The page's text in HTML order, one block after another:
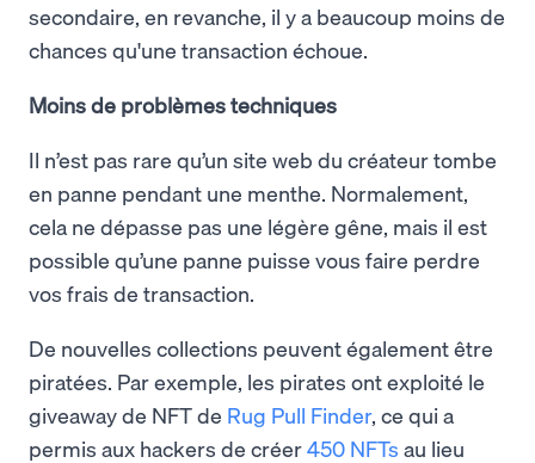
secondaire, en revanche, il y a beaucoup moins de
chances qu'une transaction échoue.
Moins de problèmes techniques
Il n’est pas rare qu’un site web du créateur tombe
en panne pendant une menthe. Normalement,
cela ne dépasse pas une légère gêne, mais il est
possible qu’une panne puisse vous faire perdre
vos frais de transaction.
De nouvelles collections peuvent également être
piratées. Par exemple, les pirates ont exploité le
giveaway de NFT de Rug Pull Finder, ce qui a
permis aux hackers de créer450 NFTs au lieu